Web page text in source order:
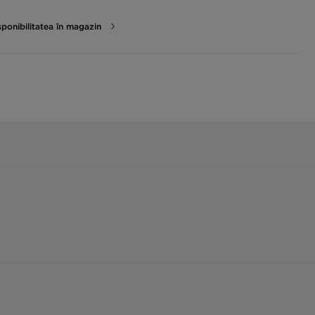
în magazin